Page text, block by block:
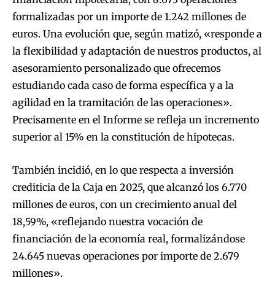
formalizadas por un importe de 1.242 millones de
euros. Una evolución que, según matizó, «responde a
la flexibilidad y adaptación de nuestros productos, al
asesoramiento personalizado que ofrecemos
estudiando cada caso de forma específica y a la
agilidad en la tramitación de las operaciones».
Precisamente en el Informe se refleja un incremento
superior al 15% en la constitución de hipotecas.
También incidió, en lo que respecta a inversión
crediticia de la Caja en 2025, que alcanzó los 6.770
millones de euros, con un crecimiento anual del
18,59%, «reflejando nuestra vocación de
financiación de la economía real, formalizándose
24.645 nuevas operaciones por importe de 2.679
millones».